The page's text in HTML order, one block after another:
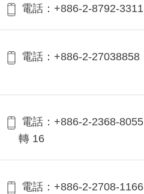
電話：+886-2-8792-3311
電話：+886-2-27038858
電話：+886-2-2368-8055
轉 16
電話：+886-2-2708-1166